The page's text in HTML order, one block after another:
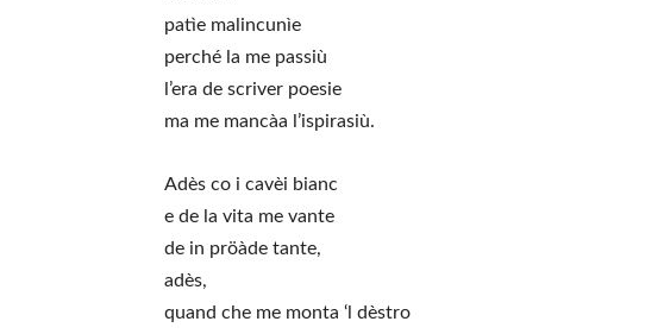
patìe malincunìe
perché la me passiù
l’era de scriver poesie
ma me mancàa l’ispirasiù.
Adès co i cavèi bianc
e de la vita me vante
de in pröàde tante,
adès,
quand che me monta ‘l dèstro